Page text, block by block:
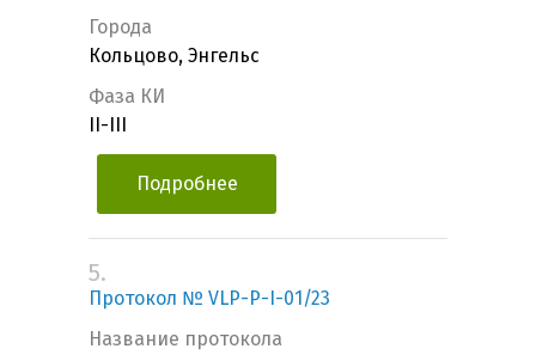
Города
Кольцово, Энгельс
Фаза КИ
II-III
Подробнее
5.
Протокол № VLP-Р-I-01/23
Название протокола